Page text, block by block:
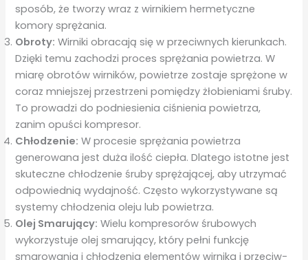
sposób, że tworzy wraz z wirnikiem hermetyczne
komory sprężania.
Obroty: Wirniki obracają się w przeciwnych kierunkach.
Dzięki temu zachodzi proces sprężania powietrza. W
miarę obrotów wirników, powietrze zostaje sprężone w
coraz mniejszej przestrzeni pomiędzy żłobieniami śruby.
To prowadzi do podniesienia ciśnienia powietrza,
zanim opuści kompresor.
Chłodzenie: W procesie sprężania powietrza
generowana jest duża ilość ciepła. Dlatego istotne jest
skuteczne chłodzenie śruby sprężającej, aby utrzymać
odpowiednią wydajność. Często wykorzystywane są
systemy chłodzenia oleju lub powietrza.
Olej Smarujący: Wielu kompresorów śrubowych
wykorzystuje olej smarujący, który pełni funkcję
smarowania i chłodzenia elementów wirnika i przeciw-